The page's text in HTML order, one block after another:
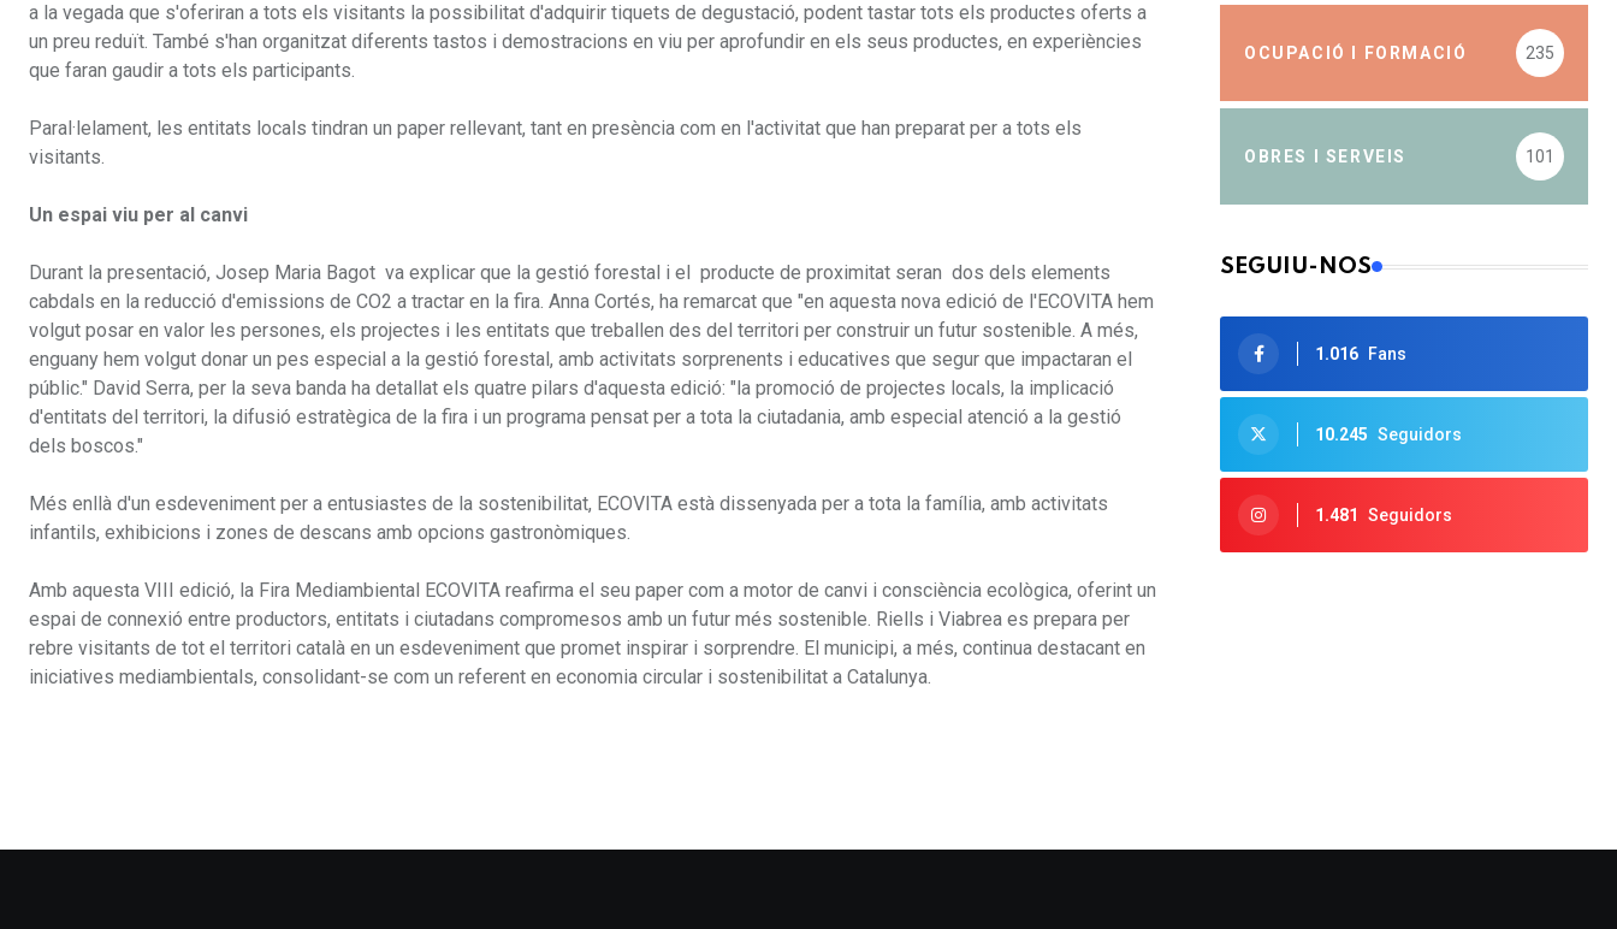
a la vegada que s'oferiran a tots els visitants la possibilitat d'adquirir tiquets de degustació, podent tastar tots els productes oferts a
un preu reduït. També s'han organitzat diferents tastos i demostracions en viu per aprofundir en els seus productes, en experiències
que faran gaudir a tots els participants.
Paral·lelament, les entitats locals tindran un paper rellevant, tant en presència com en l'activitat que han preparat per a tots els
visitants.
Un espai viu per al canvi
Durant la presentació, Josep Maria Bagot va explicar que la gestió forestal i el producte de proximitat seran dos dels elements
cabdals en la reducció d'emissions de CO2 a tractar en la fira. Anna Cortés, ha remarcat que "en aquesta nova edició de l'ECOVITA hem
volgut posar en valor les persones, els projectes i les entitats que treballen des del territori per construir un futur sostenible. A més,
enguany hem volgut donar un pes especial a la gestió forestal, amb activitats sorprenents i educatives que segur que impactaran el
públic." David Serra, per la seva banda ha detallat els quatre pilars d'aquesta edició: "la promoció de projectes locals, la implicació
d'entitats del territori, la difusió estratègica de la fira i un programa pensat per a tota la ciutadania, amb especial atenció a la gestió
dels boscos."
Més enllà d'un esdeveniment per a entusiastes de la sostenibilitat, ECOVITA està dissenyada per a tota la família, amb activitats
infantils, exhibicions i zones de descans amb opcions gastronòmiques.
Amb aquesta VIII edició, la Fira Mediambiental ECOVITA reafirma el seu paper com a motor de canvi i consciència ecològica, oferint un
espai de connexió entre productors, entitats i ciutadans compromesos amb un futur més sostenible. Riells i Viabrea es prepara per
rebre visitants de tot el territori català en un esdeveniment que promet inspirar i sorprendre. El municipi, a més, continua destacant en
iniciatives mediambientals, consolidant-se com un referent en economia circular i sostenibilitat a Catalunya.
OCUPACIÓ I FORMACIÓ 235
OBRES I SERVEIS 101
SEGUIU-NOS
1.016 Fans
10.245 Seguidors
1.481 Seguidors